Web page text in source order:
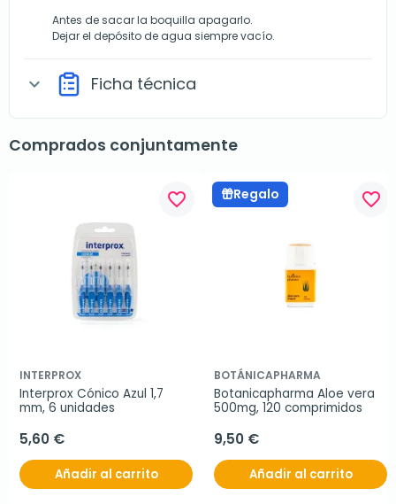
Antes de sacar la boquilla apagarlo.
Dejar el depósito de agua siempre vacío.
expand_more Ficha técnica
Comprados conjuntamente
favorite_border
INTERPROX
Interprox Cónico Azul 1,7
mm, 6 unidades
5,60 €
Añadir al carrito
Regalo favorite_border
BOTÁNICAPHARMA
Botanicapharma Aloe vera
500mg, 120 comprimidos
9,50 €
Añadir al carrito